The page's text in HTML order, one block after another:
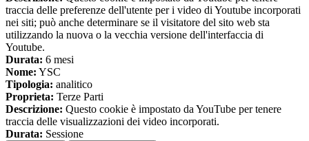
traccia delle preferenze dell'utente per i video di Youtube incorporati
nei siti; può anche determinare se il visitatore del sito web sta
utilizzando la nuova o la vecchia versione dell'interfaccia di
Youtube.
Durata: 6 mesi
Nome: YSC
Tipologia: analitico
Proprieta: Terze Parti
Descrizione: Questo cookie è impostato da YouTube per tenere
traccia delle visualizzazioni dei video incorporati.
Durata: Sessione